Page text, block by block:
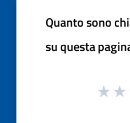
Quanto sono
su questa